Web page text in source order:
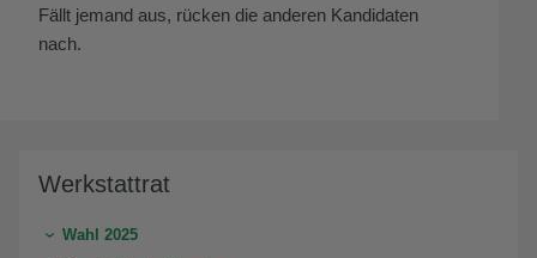
Fällt jemand aus, rücken die anderen Kandidaten
nach.
Werkstattrat
Wahl 2025